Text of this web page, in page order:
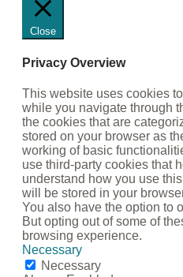
Close
Privacy Overview
This website uses cookies
while you navigate through
the cookies that are
stored on your browser as
working of basic
use third-party cookies that
understand how you use
will be stored in your
You also have the option to
But opting out of some of
browsing experience.
Necessary
Necessary